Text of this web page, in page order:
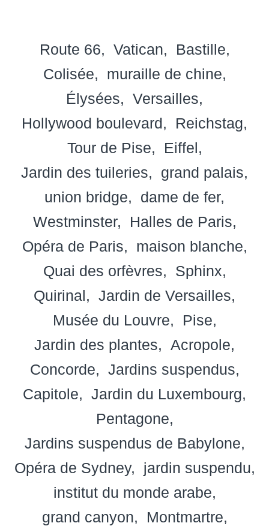
Route 66 Vatican
Bastille
Colisée
muraille de chine
Élysées
Versailles
Hollywood boulevard
Reichstag
Tour de Pise
Eiffel
Jardin des tuileries
grand palais
union bridge
dame de fer
Westminster
Halles de Paris
Opéra de Paris
maison blanche
Quai des orfèvres
Sphinx
Quirinal
Jardin de Versailles
Musée du Louvre
Pise
Jardin des plantes
Acropole
Concorde
Jardins suspendus
Capitole
Jardin du Luxembourg
Pentagone
Jardins suspendus de Babylone
Opéra de Sydney
jardin suspendu
institut du monde arabe
grand canyon
Montmartre